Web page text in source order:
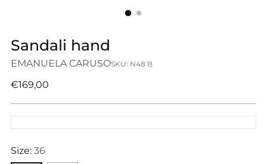
Sandali hand
EMANUELA CARUSOSKU: N48 B
Prezzo
€169,00
Size: 36